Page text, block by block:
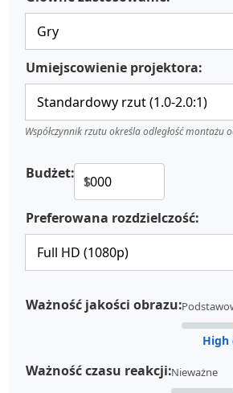
Umiejscowienie projektora:
Współczynnik rzutu określa odległość montażu
Budżet: $
Preferowana rozdzielczość:
Ważność jakości obrazu:
High
Ważność czasu reakcji:Nieważne